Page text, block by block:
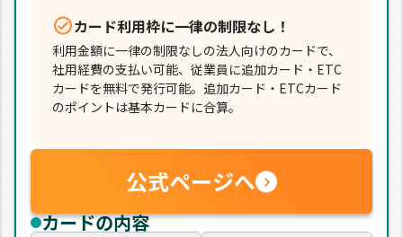
カード利用枠に一律の制限なし！
利用金額に一律の制限なしの法人向けのカードで、
社用経費の支払い可能、従業員に追加カード・ETC
カードを無料で発行可能。追加カード・ETCカード
のポイントは基本カードに合算。
公式ページへ
カードの内容